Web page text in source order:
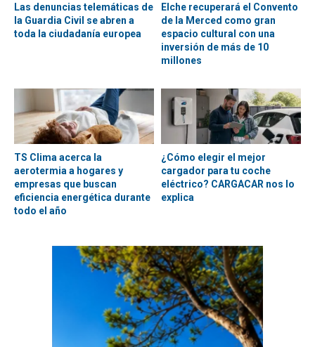
Las denuncias telemáticas de
la Guardia Civil se abren a
toda la ciudadanía europea
Elche recuperará el Convento
de la Merced como gran
espacio cultural con una
inversión de más de 10
millones
TS Clima acerca la
aerotermia a hogares y
empresas que buscan
eficiencia energética durante
todo el año
¿Cómo elegir el mejor
cargador para tu coche
eléctrico? CARGACAR nos lo
explica